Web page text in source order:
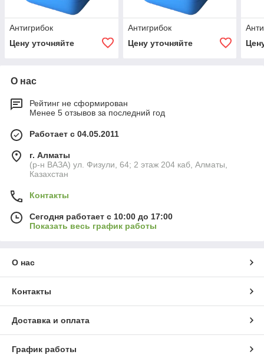
Антигрибок
Цену уточняйте
Антигрибок
Цену уточняйте
О нас
Рейтинг не сформирован
Менее 5 отзывов за последний год
Работает с 04.05.2011
г. Алматы
(р-н ВАЗА) ул. Физули, 64; 2 этаж 204 каб, Алматы,
Казахстан
Контакты
Сегодня работает с 10:00 до 17:00
Показать весь график работы
О нас
Контакты
Доставка и оплата
График работы